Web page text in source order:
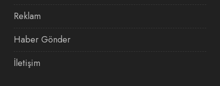
Reklam
Haber Gönder
İletişim